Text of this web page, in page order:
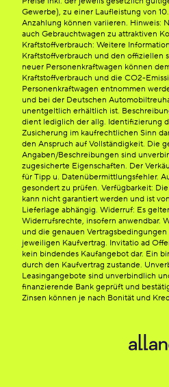
Gewerbe), zu einer Laufleistung von
Anzahlung können variieren. Hinweis:
auch Gebrauchtwagen zu attraktiven
Kraftstoffverbrauch: Weitere
Kraftstoffverbrauch und den offiziellen
neuer Personenkraftwagen können
Kraftstoffverbrauch und die CO2-
Personenkraftwagen entnommen
und bei der Deutschen
unentgeltlich erhältlich ist.
dient lediglich der allg. Identifizierung
Zusicherung im kaufrechtlichen Sinn
den Anspruch auf Vollständigkeit. Die
Angaben/Beschreibungen sind
zugesicherte Eigenschaften. Der
für Tipp u. Datenübermittlungsfehler.
gesondert zu prüfen. Verfügbarkeit:
kann nicht garantiert werden und ist
Lieferlage abhängig. Widerruf: Es
Widerrufsrechte, insofern anwendbar.
und die genauen
jeweiligen Kaufvertrag. Invitatio ad
kein bindendes Kaufangebot dar. Ein
durch den Kaufvertrag zustande.
Leasingangebote sind unverbindlich
finanzierende Bank geprüft und
Zinsen können je nach Bonität und